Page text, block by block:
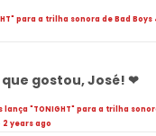
para a trilha sonora de Bad Boys
gostou, José! ❤
lança "TONIGHT" para a trilha
2 years ago